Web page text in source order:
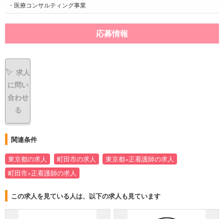
・医療コンサルティング事業
応募情報
求人
に問い
合わせ
る
関連条件
東京都の求人 町田市の求人
東京都×正看護師の求人
町田市×正看護師の求人
この求人を見ている人は、以下の求人も見ています